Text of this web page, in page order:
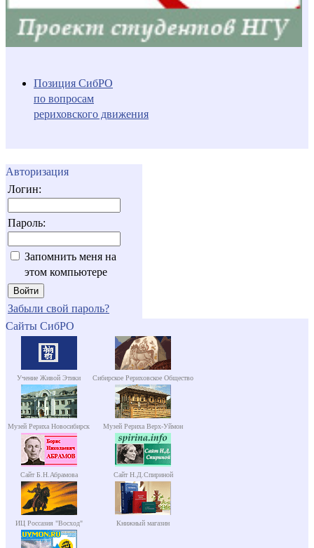
Позиция СибРО
по вопросам
рериховского движения
Авторизация
Логин:
Пароль:
Запомнить меня на
этом компьютере
Забыли свой пароль?
Сайты СибРО
Учение Живой Этики Сибирское Рериховское Общество
Музей Рериха Новосибирск Музей Рериха Верх-Уймон
Сайт Б.Н.Абрамова Сайт Н.Д.Спириной
ИЦ Россазия "Восход" Книжный магазин